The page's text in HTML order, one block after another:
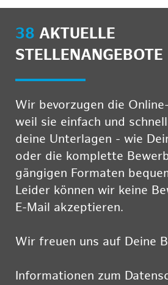
38 AKTUELLE
STELLENANGEBOTE
Wir bevorzugen die
weil sie einfach und
deine Unterlagen - wie
oder die komplette
gängigen Formaten
Leider können wir keine
E-Mail akzeptieren.
Wir freuen uns auf Deine
Informationen zum